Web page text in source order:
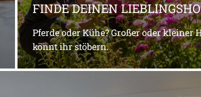
FINDE DEINEN
Pferde oder Kühe? Großer oder
könnt ihr stöbern.